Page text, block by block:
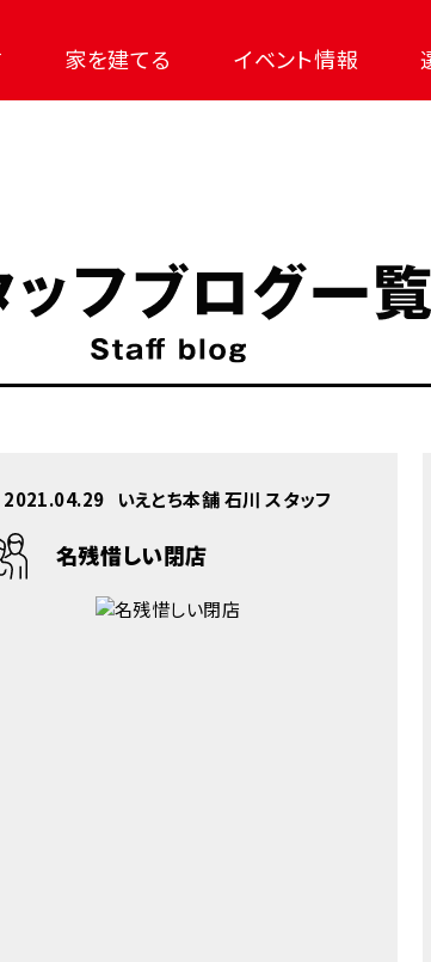
家を建てる イベント情報
2021.04.29 いえとち本舗 石川 スタッフ
名残惜しい閉店